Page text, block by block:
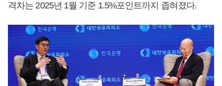
격차는 2025년 1월 기준 1.5%포인트까지 좁혀졌다.